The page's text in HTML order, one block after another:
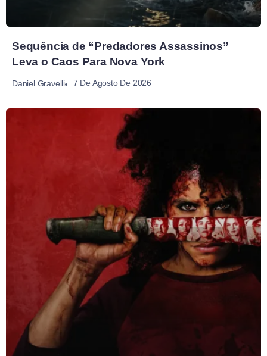
Sequência de “Predadores Assassinos”
Leva o Caos Para Nova York
Daniel Gravelli 7 De Agosto De 2026